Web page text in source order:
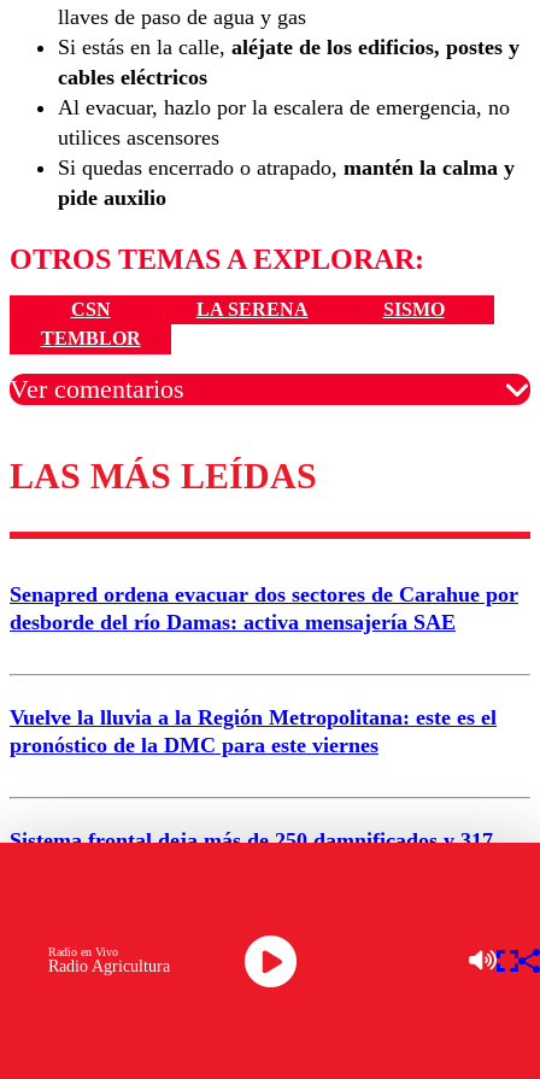
llaves de paso de agua y gas
Si estás en la calle, aléjate de los edificios, postes y
cables eléctricos
Al evacuar, hazlo por la escalera de emergencia, no
utilices ascensores
Si quedas encerrado o atrapado, mantén la calma y
pide auxilio
OTROS TEMAS A EXPLORAR:
CSN LA SERENA
SISMO
TEMBLOR
Ver comentarios
Los comentarios son moderados para garantizar un
diálogo respetuoso.
Nombre
Correo
Enviar comentario
LAS MÁS LEÍDAS
Senapred ordena evacuar dos sectores de Carahue por
desborde del río Damas: activa mensajería SAE
Vuelve la lluvia a la Región Metropolitana: este es el
pronóstico de la DMC para este viernes
Sistema frontal deja más de 250 damnificados y 317
Nuevo temblor sacude el norte del país: revisa la
Radio Agricultura
Radio en Vivo